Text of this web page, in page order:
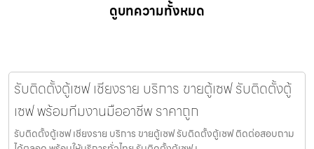
ดูบทความทั้งหมด
รับติดตั้งตู้เซฟ เชียงราย บริการ ขายตู้เซฟ รับติดตั้งตู้
เซฟ พร้อมทีมงานมืออาชีพ ราคาถูก
รับติดตั้งตู้เซฟ เชียงราย บริการ ขายตู้เซฟ รับติดตั้งตู้เซฟ ติดต่อสอบถาม